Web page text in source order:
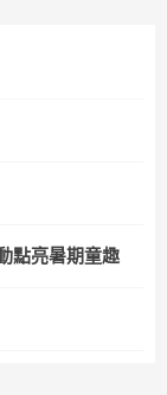
點亮暑期童趣